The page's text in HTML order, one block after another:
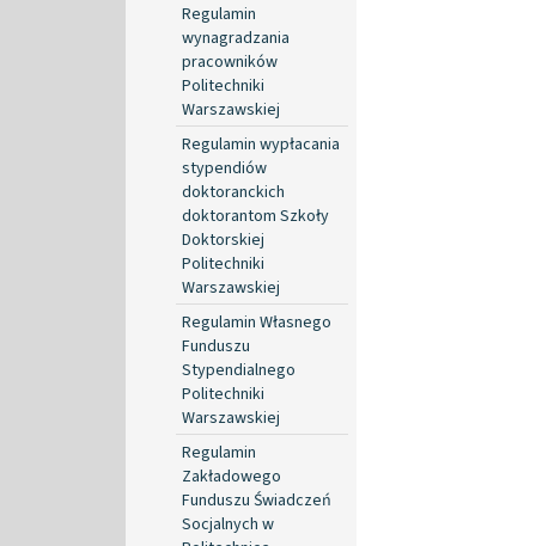
Regulamin
wynagradzania
pracowników
Politechniki
Warszawskiej
Regulamin wypłacania
stypendiów
doktoranckich
doktorantom Szkoły
Doktorskiej
Politechniki
Warszawskiej
Regulamin Własnego
Funduszu
Stypendialnego
Politechniki
Warszawskiej
Regulamin
Zakładowego
Funduszu Świadczeń
Socjalnych w